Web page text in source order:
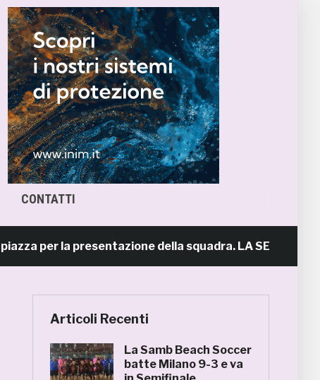
CONTATTI
per la presentazione della squadra. LA SERATA
Articoli Recenti
La Samb Beach Soccer
batte Milano 9-3 e va